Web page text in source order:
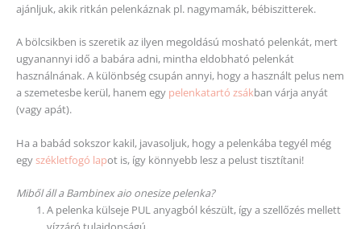
ajánljuk, akik ritkán pelenkáznak pl. nagymamák, bébiszitterek.
A bölcsikben is szeretik az ilyen megoldású mosható pelenkát, mert
ugyanannyi idő a babára adni, mintha eldobható pelenkát
használnának. A különbség csupán annyi, hogy a használt pelus nem
a szemetesbe kerül, hanem egy pelenkatartó zsákban várja anyát
(vagy apát).
Ha a babád sokszor kakil, javasoljuk, hogy a pelenkába tegyél még
egyszékletfogó lapot is, így könnyebb lesz a pelust tisztítani!
Miből áll a Bambinex aio onesize pelenka?
A pelenka külseje PUL anyagból készült, így a szellőzés mellett